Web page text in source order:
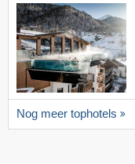
Nog meer tophotels